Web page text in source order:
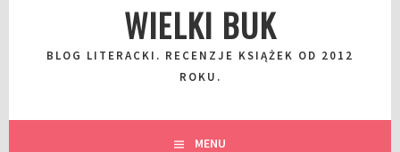
WIELKI BUK
BLOG LITERACKI. RECENZJE KSIĄŻEK OD 2012
ROKU.
MENU